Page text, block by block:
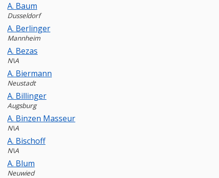
A. Baum
Dusseldorf
A. Berlinger
Mannheim
A. Bezas
N\A
A. Biermann
Neustadt
A. Billinger
Augsburg
A. Binzen Masseur
N\A
A. Bischoff
N\A
A. Blum
Neuwied